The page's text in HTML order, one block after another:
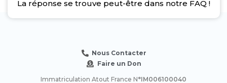
La réponse se trouve peut-être dans notre FAQ !
Nous Contacter
Faire un Don
Immatriculation Atout France N°IM006100040